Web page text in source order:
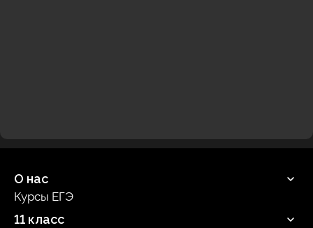
О нас
Продюсерский центр
Курсы ЕГЭ
11 класс